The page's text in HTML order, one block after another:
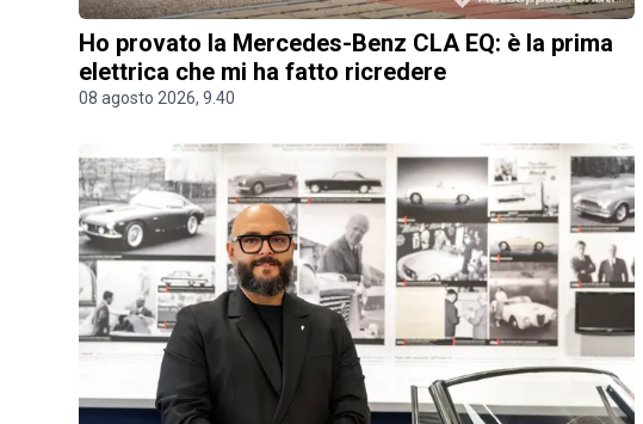
Ho provato la Mercedes-Benz CLA EQ: è la prima
elettrica che mi ha fatto ricredere
08 agosto 2026, 9.40